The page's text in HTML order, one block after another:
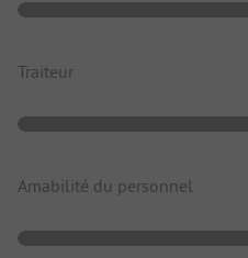
Traiteur
Amabilité du personnel